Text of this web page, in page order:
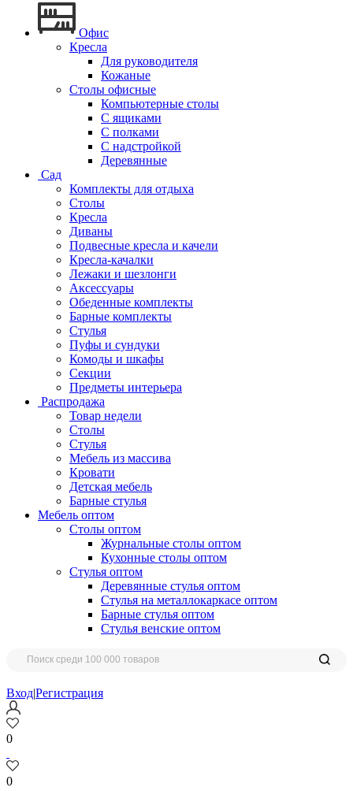
Офис
Кресла
Для руководителя
Кожаные
Столы офисные
Компьютерные столы
С ящиками
С полками
С надстройкой
Деревянные
Сад
Комплекты для отдыха
Столы
Кресла
Диваны
Подвесные кресла и качели
Кресла-качалки
Лежаки и шезлонги
Аксессуары
Обеденные комплекты
Барные комплекты
Стулья
Пуфы и сундуки
Комоды и шкафы
Секции
Предметы интерьера
Распродажа
Товар недели
Столы
Стулья
Мебель из массива
Кровати
Детская мебель
Барные стулья
Мебель оптом
Столы оптом
Журнальные столы оптом
Кухонные столы оптом
Стулья оптом
Деревянные стулья оптом
Стулья на металлокаркасе оптом
Барные стулья оптом
Стулья венские оптом
Вход|Регистрация
0
0